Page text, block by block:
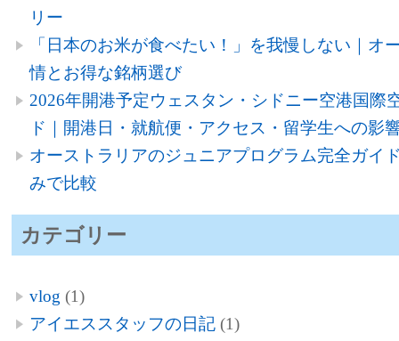
リー
「日本のお米が食べたい！」を我慢しない｜オ
情とお得な銘柄選び
2026年開港予定ウェスタン・シドニー空港国際
ド｜開港日・就航便・アクセス・留学生への影
オーストラリアのジュニアプログラム完全ガイ
みで比較
カテゴリー
vlog (1)
アイエススタッフの日記(1)